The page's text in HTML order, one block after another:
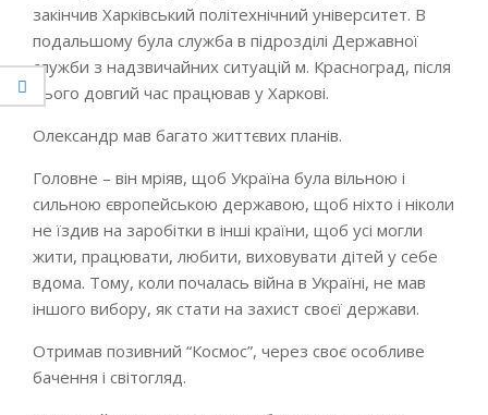
закінчив Харківський політехнічний університет. В
подальшому була служба в підрозділі Державної
служби з надзвичайних ситуацій м. Красноград, після
цього довгий час працював у Харкові.
Олександр мав багато життєвих планів.
Головне – він мріяв, щоб Україна була вільною і
сильною європейською державою, щоб ніхто і ніколи
не їздив на заробітки в інші країни, щоб усі могли
жити, працювати, любити, виховувати дітей у себе
вдома. Тому, коли почалась війна в Україні, не мав
іншого вибору, як стати на захист своєї держави.
Отримав позивний “Космос”, через своє особливе
бачення і світогляд.